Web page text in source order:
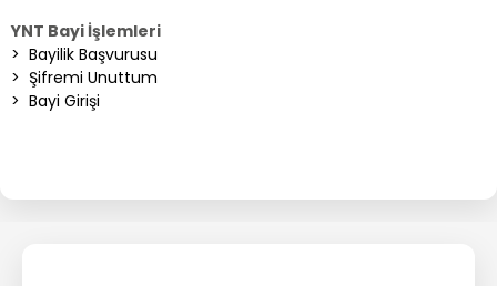
YNT Bayi İşlemleri
> Bayilik Başvurusu
> Şifremi Unuttum
> Bayi Girişi